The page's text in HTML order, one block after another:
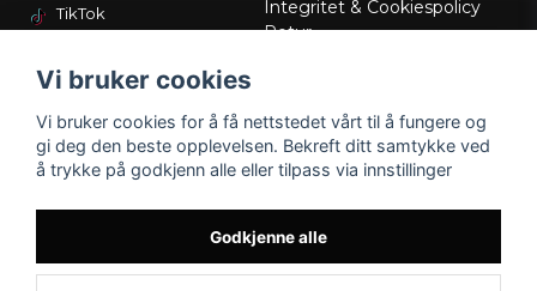
TikTok
Integritet & Cookiespolicy
Retur
Lådritning
Om oss
Vi bruker cookies
Vi bruker cookies for å få nettstedet vårt til å fungere og
gi deg den beste opplevelsen. Bekreft ditt samtykke ved
å trykke på godkjenn alle eller tilpass via innstillinger
Godkjenne alle